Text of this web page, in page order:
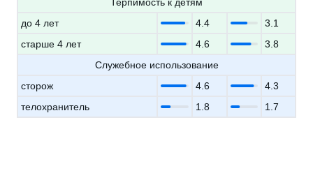
до 4 лет
4.4
3.1
старше 4 лет
4.6
3.8
Служебное использование
сторож
4.6
4.3
телохранитель
1.8 1.7